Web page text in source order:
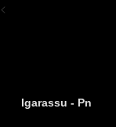
<
Igarassu - Pn